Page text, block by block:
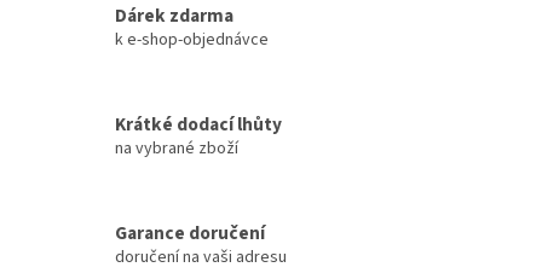
Dárek zdarma
k e-shop-objednávce
Krátké dodací lhůty
na vybrané zboží
Garance doručení
doručení na vaši adresu